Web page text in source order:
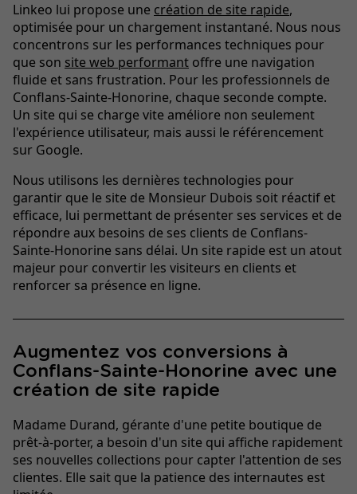
Linkeo lui propose une création de site rapide,
optimisée pour un chargement instantané. Nous nous
concentrons sur les performances techniques pour
que son site web performant offre une navigation
fluide et sans frustration. Pour les professionnels de
Conflans-Sainte-Honorine, chaque seconde compte.
Un site qui se charge vite améliore non seulement
l'expérience utilisateur, mais aussi le référencement
sur Google.
Nous utilisons les dernières technologies pour
garantir que le site de Monsieur Dubois soit réactif et
efficace, lui permettant de présenter ses services et de
répondre aux besoins de ses clients de Conflans-
Sainte-Honorine sans délai. Un site rapide est un atout
majeur pour convertir les visiteurs en clients et
renforcer sa présence en ligne.
Augmentez vos conversions à
Conflans-Sainte-Honorine avec une
création de site rapide
Madame Durand, gérante d'une petite boutique de
prêt-à-porter, a besoin d'un site qui affiche rapidement
ses nouvelles collections pour capter l'attention de ses
clientes. Elle sait que la patience des internautes est